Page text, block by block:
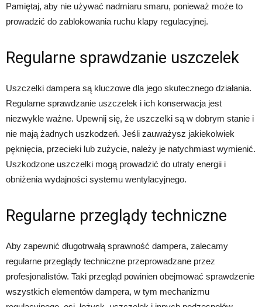
Pamiętaj, aby nie używać nadmiaru smaru, ponieważ może to
prowadzić do zablokowania ruchu klapy regulacyjnej.
Regularne sprawdzanie uszczelek
Uszczelki dampera są kluczowe dla jego skutecznego działania.
Regularne sprawdzanie uszczelek i ich konserwacja jest
niezwykle ważne. Upewnij się, że uszczelki są w dobrym stanie i
nie mają żadnych uszkodzeń. Jeśli zauważysz jakiekolwiek
pęknięcia, przecieki lub zużycie, należy je natychmiast wymienić.
Uszkodzone uszczelki mogą prowadzić do utraty energii i
obniżenia wydajności systemu wentylacyjnego.
Regularne przeglądy techniczne
Aby zapewnić długotrwałą sprawność dampera, zalecamy
regularne przeglądy techniczne przeprowadzane przez
profesjonalistów. Taki przegląd powinien obejmować sprawdzenie
wszystkich elementów dampera, w tym mechanizmu